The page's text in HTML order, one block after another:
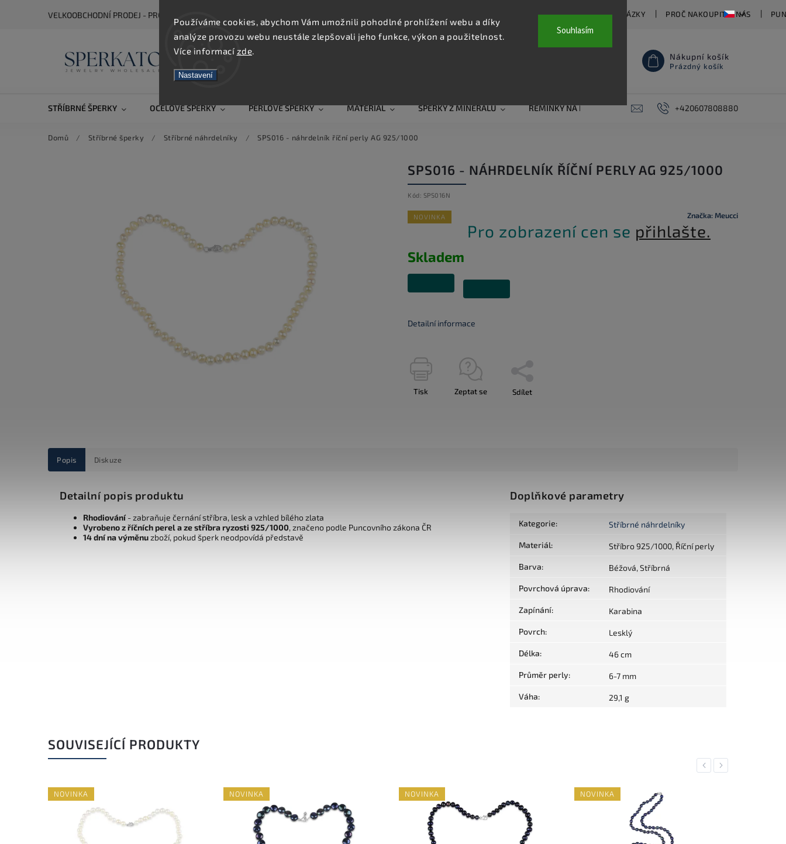
Používáme cookies, abychom Vám umožnili pohodlné prohlížení webu a díky
analýze provozu webu neustále zlepšovali jeho funkce, výkon a použitelnost.
Více informací zde.
Nastavení
Souhlasím
VELKOOBCHODNÍ PRODEJ - PRO ZOBRAZENÍ CEN SE REGISTRUJTE ČASTO KLADENÉ OTÁZKY PROČ NAKOUPIT U NÁS
Nákupní košík
Prázdný košík
STŘÍBRNÉ ŠPERKY OCELOVÉ ŠPERKY PERLOVÉ ŠPERKY MATERIÁL ŠPERKY Z MINERÁLŮ ŘEMÍNKY NA HODINKY AKCE PIERCING
+420607808880
Domů / Stříbrné šperky / Stříbrné náhrdelníky / SPS016 - náhrdelník říční perly AG 925/1000
SPS016 - NÁHRDELNÍK ŘÍČNÍ PERLY AG 925/1000
Kód: SPS016N
NOVINKA Značka: Meucci
Pro zobrazení cen se přihlašte.
Skladem
Detailní informace
Tisk Zeptat se Sdílet
Popis Diskuze
Detailní popis produktu
Rhodiování- zabraňuje černání stříbra, lesk a vzhled bílého zlata
Vyrobeno z říčních perel a ze stříbra ryzosti 925/1000, značeno podle Puncovního zákona ČR
14 dní na výměnuzboží, pokud šperk neodpovídá představě
Doplňkové parametry
Kategorie: Stříbrné náhrdelníky
Materiál: Stříbro 925/1000, Říční perly
Barva: Béžová, Stříbrná
Povrchová úprava: Rhodiování
Zapínání: Karabina
Povrch: Lesklý
Délka: 46 cm
Průměr perly: 6-7 mm
Váha: 29,1 g
SOUVISEJÍCÍ PRODUKTY
Previous
NOVINKA NOVINKA NOVINKA NOVINKA
Next